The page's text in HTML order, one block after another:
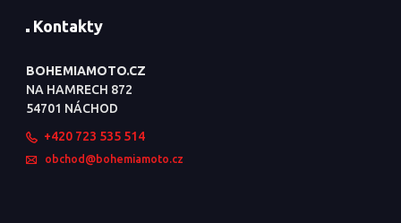
Kontakty
BOHEMIAMOTO.CZ
NA HAMRECH 872
54701 NÁCHOD
+420 723 535 514
obchod@bohemiamoto.cz